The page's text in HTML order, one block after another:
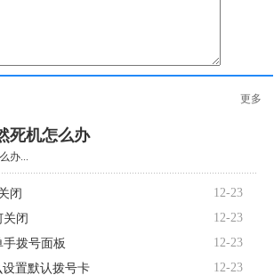
更多
死机怎么办
办...
闭
12-23
关闭
12-23
拨号面板
12-23
置默认拨号卡
12-23